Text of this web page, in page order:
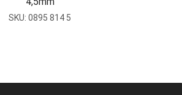
SKU:0895 814 5